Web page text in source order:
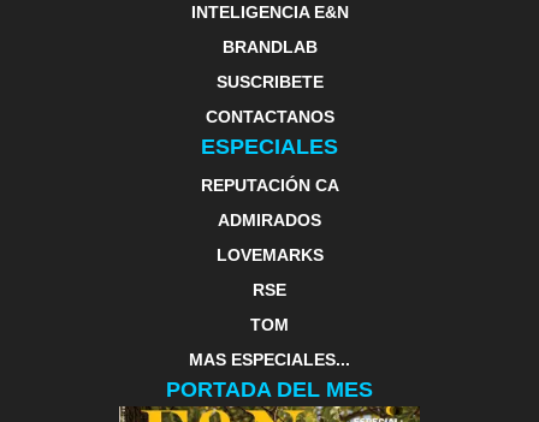
INTELIGENCIA E&N
BRANDLAB
SUSCRIBETE
CONTACTANOS
ESPECIALES
REPUTACIÓN CA
ADMIRADOS
LOVEMARKS
RSE
TOM
MAS ESPECIALES...
PORTADA DEL MES